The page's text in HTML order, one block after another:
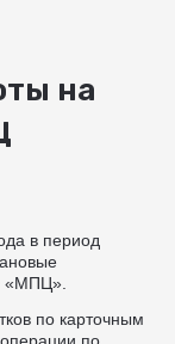
на
в период
«МПЦ».
по карточным